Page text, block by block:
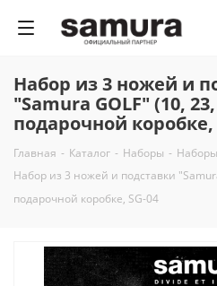
Набор из 3 ножей и
"Samura GOLF" (10,
подарочной коробке,
Главная - Каталог - Наборы -
Набор из 3 ножей и подставки
подарочной коробке, SG-04